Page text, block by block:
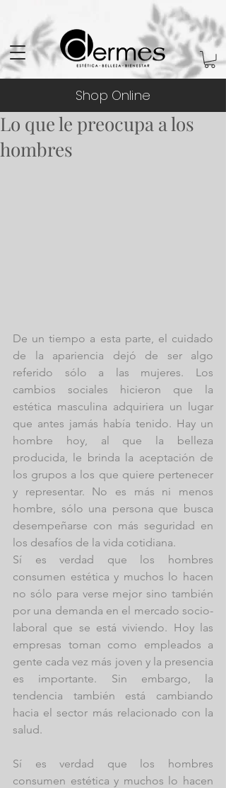
Shop Online
Lo que le preocupa a los
hombres
De un tiempo a esta parte, el cuidado
de la apariencia dejó de ser algo
referido sólo a las mujeres. Los
cambios sociales hicieron que la
estética masculina adquiriera un lugar
que antes jamás había tenido. Hay un
hombre hoy, al que la belleza
producida, le brinda la aceptación de
los grupos a los que quiere pertenecer
y representar. No es más ni menos
hombre, sólo una persona que busca
desempeñarse con más seguridad en
los desafíos de la vida cotidiana.
Sí es verdad que los hombres
consumen estética y muchos lo hacen
no sólo para verse mejor sino también
por una demanda en el mercado socio-
laboral que se está viviendo. Hoy las
empresas toman como empleados a
gente cada vez más joven y la presencia
es importante. Sin embargo, la
tendencia también está cambiando
hacia el sector más relacionado con la
salud.
Sí es verdad que los hombres
consumen estética y muchos lo hacen